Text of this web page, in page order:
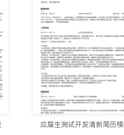
将测试环境的平均可用率维持在XXX%
发现的漏测环节，优化测试用例评审
调整测试重点的优先级分配；建立缺
，使得同类线上缺陷复发率降低
写并维护XXX+条自动化用例，核心
支撑系统平稳度过XXX次营销活动，
的质量，接口测试覆盖率达XXX%，
应届生测试开发清新简历